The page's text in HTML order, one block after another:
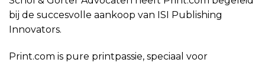
bij de succesvolle aankoop van ISI Publishing
Innovators.
Print.com is pure printpassie, speciaal voor